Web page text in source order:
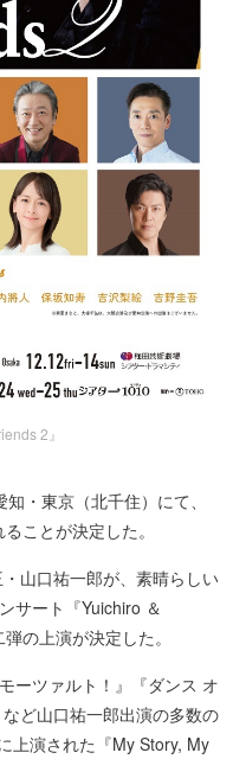
2』
・東京（北千住）にて、
ことが決定した。
山口祐一郎が、素晴らしい
サート『Yuichiro ＆
の上演が決定した。
ーツァルト！』『ダンス オ
ど山口祐一郎出演の多数の
上演された『My Story, My